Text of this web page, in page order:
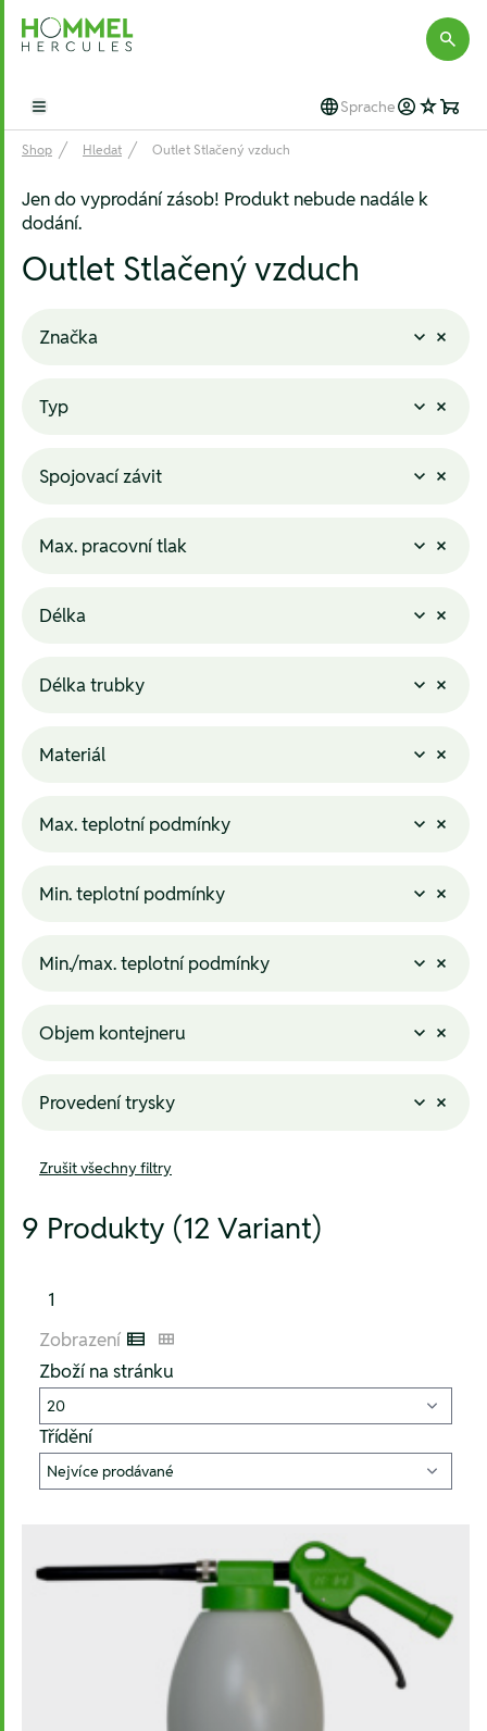
Hommel Hercules
Open main menu Sprache
Shop Hledat Outlet Stlačený vzduch
Jen do vyprodání zásob! Produkt nebude nadále k
dodání.
Outlet Stlačený vzduch
Značka
Typ
Spojovací závit
Max. pracovní tlak
Délka
Délka trubky
Materiál
Max. teplotní podmínky
Min. teplotní podmínky
Min./max. teplotní podmínky
Objem kontejneru
Provedení trysky
Zrušit všechny filtry
9 Produkty (12 Variant)
1
Zobrazení Listenansicht
Kachelansicht
Zboží na stránku
Třídění